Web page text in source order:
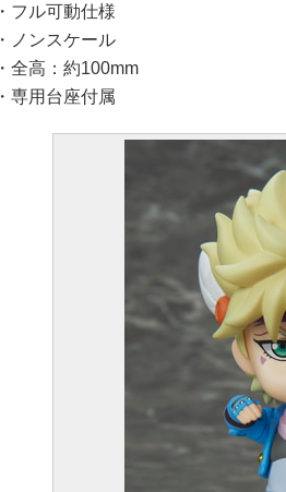
・フル可動仕様
・ノンスケール
・全高：約100mm
・専用台座付属